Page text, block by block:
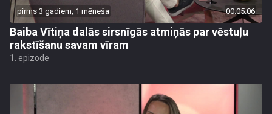
pirms 3 gadiem, 1 mēneša 00:05:06
Baiba Vītiņa dalās sirsnīgās atmiņās par vēstuļu
rakstīšanu savam vīram
1. epizode